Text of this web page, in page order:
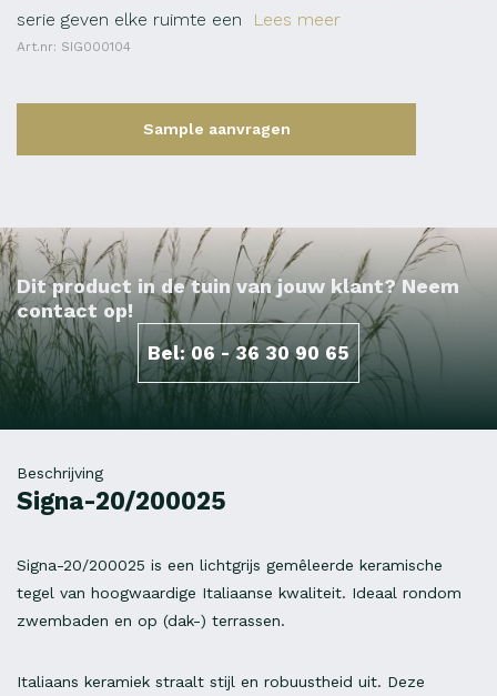
serie geven elke ruimte een
Lees meer
Art.nr: SIG000104
Sample aanvragen
Dit product in de tuin van jouw klant? Neem
contact op!
Bel: 06 - 36 30 90 65
Beschrijving
Signa-20/200025
Signa-20/200025 is een lichtgrijs gemêleerde keramische
tegel van hoogwaardige Italiaanse kwaliteit. Ideaal rondom
zwembaden en op (dak-) terrassen.
Italiaans keramiek straalt stijl en robuustheid uit. Deze